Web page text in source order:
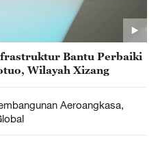
Bantu Perbaiki
Wilayah Xizang
Aeroangkasa,